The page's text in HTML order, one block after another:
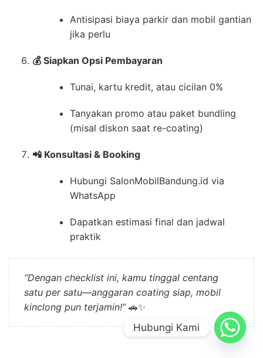
Antisipasi biaya parkir dan mobil gantian
jika perlu
💰 Siapkan Opsi Pembayaran
Tunai, kartu kredit, atau cicilan 0%
Tanyakan promo atau paket bundling
(misal diskon saat re-coating)
📲 Konsultasi & Booking
Hubungi SalonMobilBandung.id via
WhatsApp
Dapatkan estimasi final dan jadwal
praktik
“Dengan checklist ini, kamu tinggal centang
satu per satu—anggaran coating siap, mobil
kinclong pun terjamin!”🚗✨
Hubungi Kami